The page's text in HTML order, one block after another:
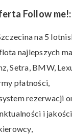
Follow me!:
na 5
najlepszych
Setra, BMW,
płatności,
rezerwacji
i